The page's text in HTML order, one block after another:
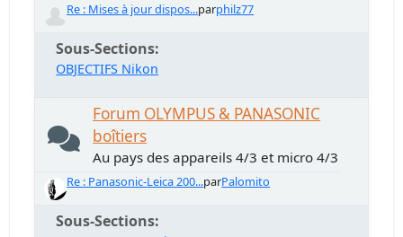
Re : Mises à jour dispos...parphilz77
Sous-Sections
OBJECTIFS Nikon
Forum OLYMPUS & PANASONIC
boîtiers
Au pays des appareils 4/3 et micro 4/3
Re : Panasonic-Leica 200...parPalomito
Sous-Sections